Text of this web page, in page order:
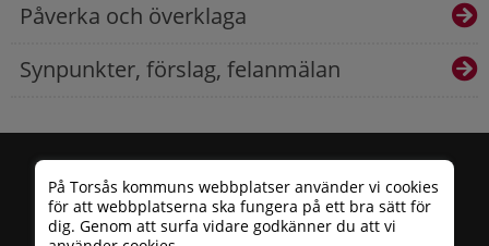
På Torsås kommuns webbplatser använder vi cookies
för att webbplatserna ska fungera på ett bra sätt för
dig. Genom att surfa vidare godkänner du att vi
Påverka och överklaga
Synpunkter, förslag, felanmälan